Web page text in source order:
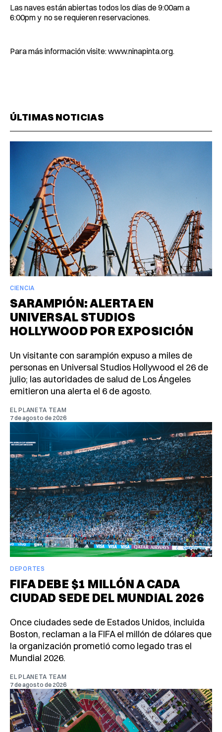
Las naves están abiertas todos los días de 9:00am a
6:00pm y no se requieren reservaciones.
Para más información visite: www.ninapinta.org.
ÚLTIMAS NOTICIAS
CIENCIA
SARAMPIÓN: ALERTA EN
UNIVERSAL STUDIOS
HOLLYWOOD POR EXPOSICIÓN
Un visitante con sarampión expuso a miles de
personas en Universal Studios Hollywood el 26 de
julio; las autoridades de salud de Los Ángeles
emitieron una alerta el 6 de agosto.
EL PLANETA TEAM
7 de agosto de 2026
DEPORTES
FIFA DEBE $1 MILLÓN A CADA
CIUDAD SEDE DEL MUNDIAL 2026
Once ciudades sede de Estados Unidos, incluida
Boston, reclaman a la FIFA el millón de dólares que
la organización prometió como legado tras el
Mundial 2026.
EL PLANETA TEAM
7 de agosto de 2026